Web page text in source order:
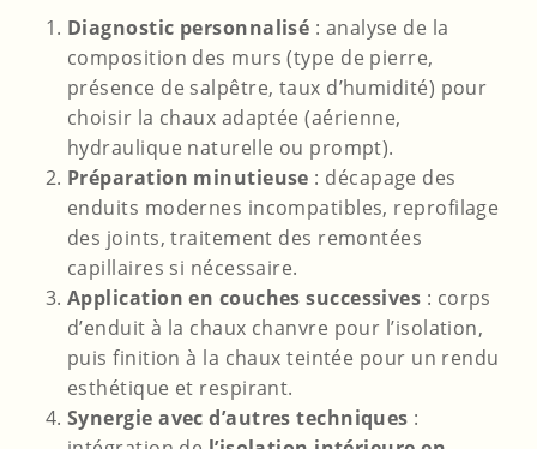
Diagnostic personnalisé : analyse de la
composition des murs (type de pierre,
présence de salpêtre, taux d’humidité) pour
choisir la chaux adaptée (aérienne,
hydraulique naturelle ou prompt).
Préparation minutieuse : décapage des
enduits modernes incompatibles, reprofilage
des joints, traitement des remontées
capillaires si nécessaire.
Application en couches successives : corps
d’enduit à la chaux chanvre pour l’isolation,
puis finition à la chaux teintée pour un rendu
esthétique et respirant.
Synergie avec d’autres techniques :